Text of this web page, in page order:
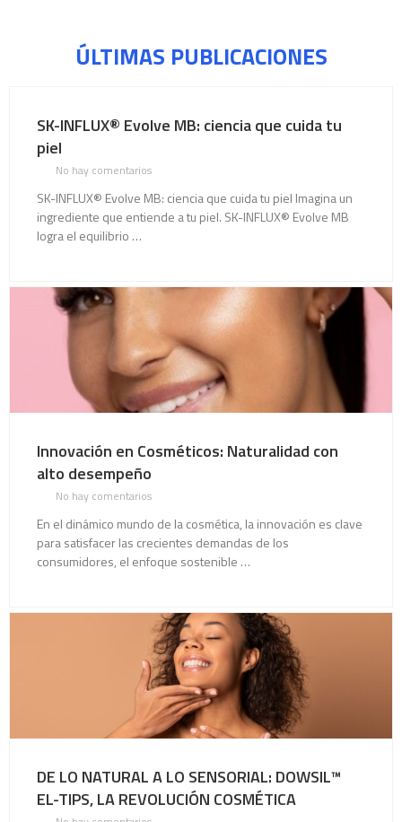
ÚLTIMAS PUBLICACIONES
SK-INFLUX® Evolve MB: ciencia que cuida tu
piel
No hay comentarios
SK-INFLUX® Evolve MB: ciencia que cuida tu piel Imagina un
ingrediente que entiende a tu piel. SK-INFLUX® Evolve MB
logra el equilibrio …
Innovación en Cosméticos: Naturalidad con
alto desempeño
No hay comentarios
En el dinámico mundo de la cosmética, la innovación es clave
para satisfacer las crecientes demandas de los
consumidores, el enfoque sostenible …
DE LO NATURAL A LO SENSORIAL: DOWSIL™
EL-TIPS, LA REVOLUCIÓN COSMÉTICA